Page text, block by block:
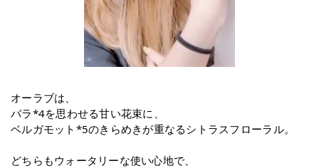
オーラブは、
バラ*4を思わせる甘い花束に、
ベルガモット*5のきらめきが重なるシトラスフローラル。
どちらもウォータリーな使い心地で、